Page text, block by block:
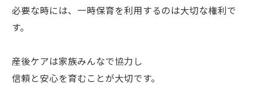
必要な時には、一時保育を利用するのは大切な権利で
す。
産後ケアは家族みんなで協力し
信頼と安心を育むことが大切です。